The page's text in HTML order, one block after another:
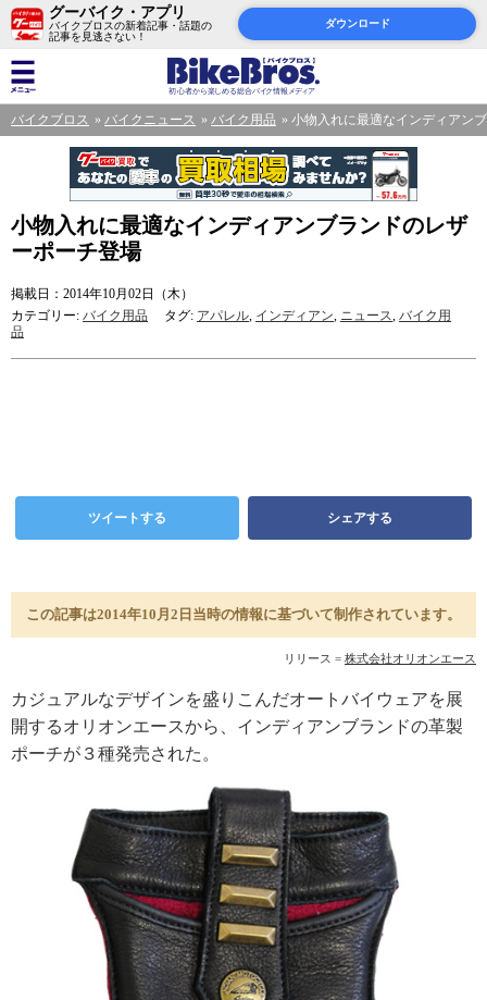
グーバイク・アプリ
バイクブロスの新着記事・話題の
記事を見逃さない！
ダウンロード
バイクブロス バイクニュース バイク用品 小物入れに最適なインディアン
小物入れに最適なインディアンブランドのレザ
ーポーチ登場
掲載日：2014年10月02日（木）
カテゴリー: バイク用品 タグ: アパレル, インディアン, ニュース, バイク用
品
ツイートする シェアする
この記事は2014年10月2日当時の情報に基づいて制作されています。
リリース = 株式会社オリオンエース
カジュアルなデザインを盛りこんだオートバイウェアを展
開するオリオンエースから、インディアンブランドの革製
ポーチが３種発売された。